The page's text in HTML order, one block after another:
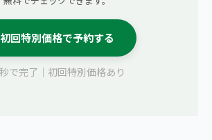
初回特別価格で予約する
で完了｜初回特別価格あり